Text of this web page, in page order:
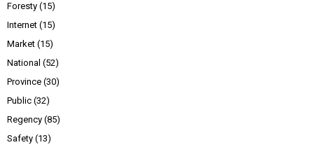
Foresty (15)
Internet (15)
Market (15)
National (52)
Province (30)
Public (32)
Regency (85)
Safety (13)